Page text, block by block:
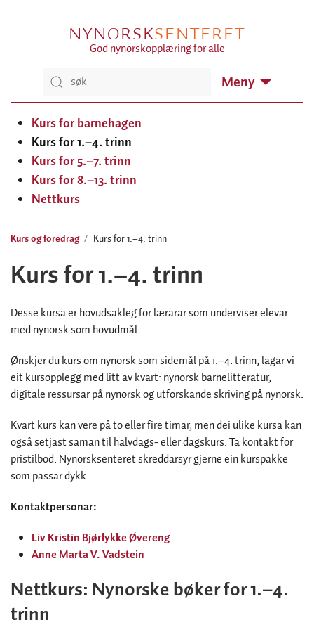
NYNORSKSENTERET
God nynorskopplæring for alle
Meny
Kurs for barnehagen
Kurs for 1.–4. trinn
Kurs for 5.–7. trinn
Kurs for 8.–13. trinn
Nettkurs
Kurs og foredrag Kurs for 1.–4. trinn
Kurs for 1.–4. trinn
Desse kursa er hovudsakleg for lærarar som underviser elevar
med nynorsk som hovudmål.
Ønskjer du kurs om nynorsk som sidemål på 1.–4. trinn, lagar vi
eit kursopplegg med litt av kvart: nynorsk barnelitteratur,
digitale ressursar på nynorsk og utforskande skriving på nynorsk.
Kvart kurs kan vere på to eller fire timar, men dei ulike kursa kan
også setjast saman til halvdags- eller dagskurs. Ta kontakt for
pristilbod. Nynorsksenteret skreddarsyr gjerne ein kurspakke
som passar dykk.
Kontaktpersonar:
Liv Kristin Bjørlykke Øvereng
Anne Marta V. Vadstein
Nettkurs: Nynorske bøker for 1.–4.
trinn